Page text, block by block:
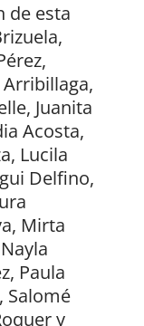
de esta
Arribillaga,
Juanita
Acosta,
Lucila
Delfino,
Mirta
Paula
Salomé
y